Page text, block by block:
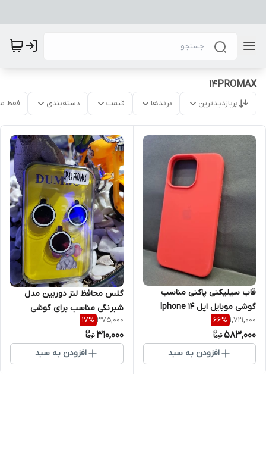
14PROMAX
پربازدیدترین برندها قیمت دسته‌بندی فقط
قاب سیلیکنی پاکنی مناسب
گوشی موبایل اپل Iphone 14
ProMax
1,721,000
66%
583,000
افزودن به سبد
گلس محافظ لنز دوربین مدل
شبرنگی مناسب برای گوشی
موبایل اپل iPhone 14 ProMax
375,000
17%
310,000
افزودن به سبد